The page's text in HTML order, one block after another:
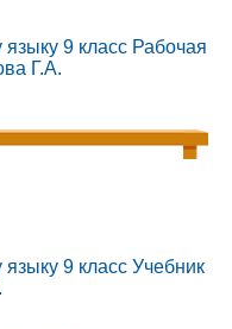
языку 9 класс Рабочая
Г.А.
языку 9 класс Учебник